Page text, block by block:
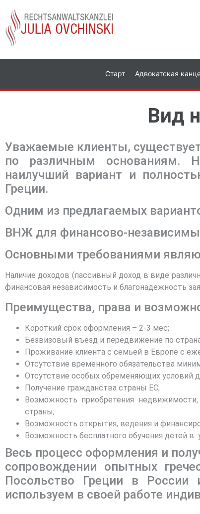
Старт Адвокатская
Вид
Уважаемые клиенты,
по различным основаниям.
наилучший вариант и
Греции.
Одним из предлагаемых
ВНЖ для финансово-
Основными требованиями
Наличие доходов (пассивный доход в виде
финансовая независимость и благонадежность
Преимущества, права и
Короткий срок оформления – 2-3 мес;
Безвизовый въезд и передвижение по
Проживание клиента с семьей в Европе с
Отсутствие временного обязательства
Отсутствие особых обременяющих условий
Получение гражданства страны ЕС;
Возможность приобретения
страны;
Возможность открытия, ведения и
Возможность бесплатного обучения детей
Весь процесс оформления и
сопровождении опытных
Посольство Греции в России
используем в своей работе